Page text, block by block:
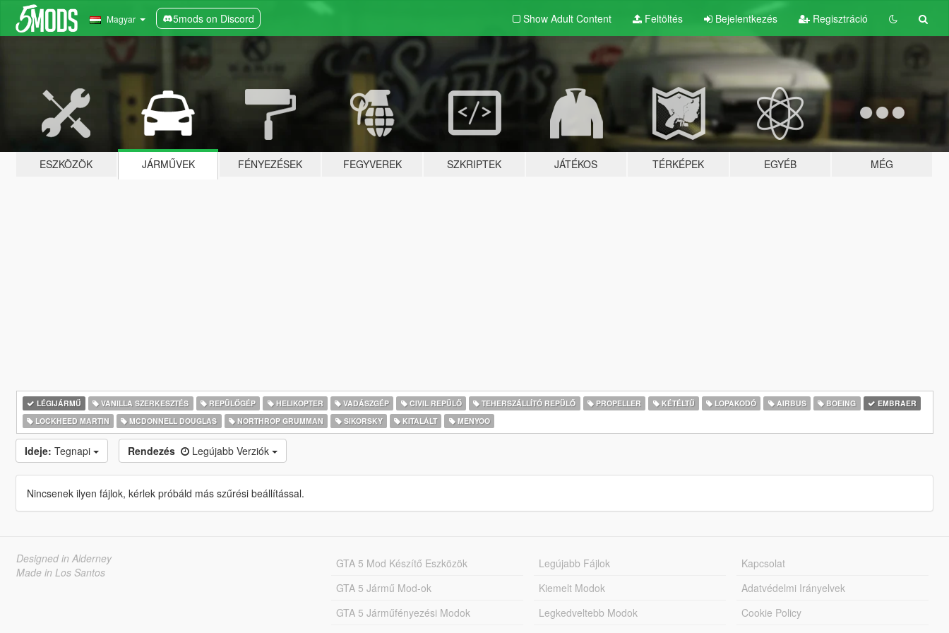
Magyar 5mods on Discord Show Adult Content Feltöltés Bejelentkezés Regisztráció
ESZKÖZÖK JÁRMŰVEK FÉNYEZÉSEK FEGYVEREK SZKRIPTEK JÁTÉKOS TÉRKÉPEK EGYÉB MÉG
LÉGIJÁRMŰ VANILLA SZERKESZTÉS REPÜLŐGÉP HELIKOPTER VADÁSZGÉP CIVIL REPÜLŐ TEHERSZÁLLÍTÓ REPÜLŐ PROPELLER KÉTÉLTŰ LOPAKODÓ AIRBUS BOEING
EMBRAER
LOCKHEED MARTIN
MCDONNELL DOUGLAS NORTHROP GRUMMAN SIKORSKY KITALÁLT MENYOO
Ideje: Tegnapi Rendezés Legújabb Verziók
Nincsenek ilyen fájlok, kérlek próbáld más szűrési beállítással.
Designed in Alderney
Made in Los Santos
GTA 5 Mod Készítő Eszközök
GTA 5 Jármű Mod-ok
GTA 5 Járműfényezési Modok
Legújabb Fájlok
Kiemelt Modok
Legkedveltebb Modok
Kapcsolat
Adatvédelmi Irányelvek
Cookie Policy